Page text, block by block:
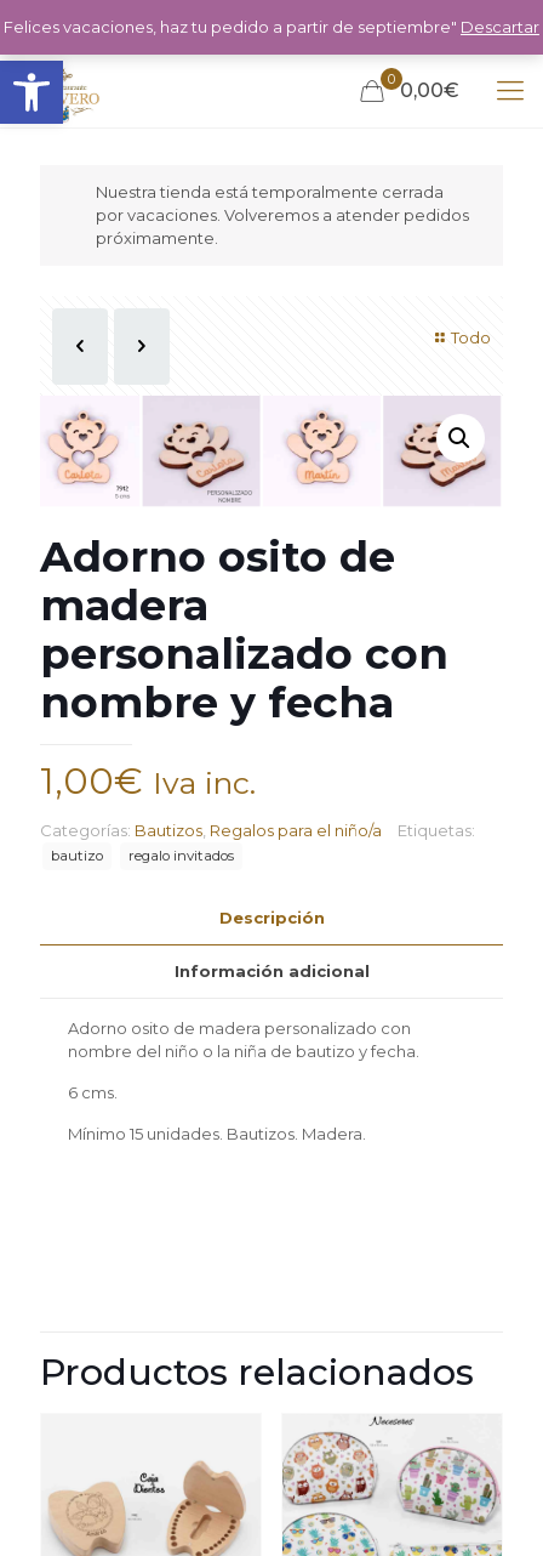
Abrir barra de herramientas 0 0,00€
Nuestra tienda está temporalmente cerrada
por vacaciones. Volveremos a atender pedidos
próximamente.
Todo
Adorno osito de
madera
personalizado con
nombre y fecha
1,00€ Iva inc.
Categorías: Bautizos Regalos para el niño/a Etiquetas:
bautizo regalo invitados
Descripción
Información adicional
Adorno osito de madera personalizado con
nombre del niño o la niña de bautizo y fecha.
6 cms.
Mínimo 15 unidades. Bautizos. Madera.
Productos relacionados
Felices vacaciones, haz tu pedido a partir de septiembre" Descartar